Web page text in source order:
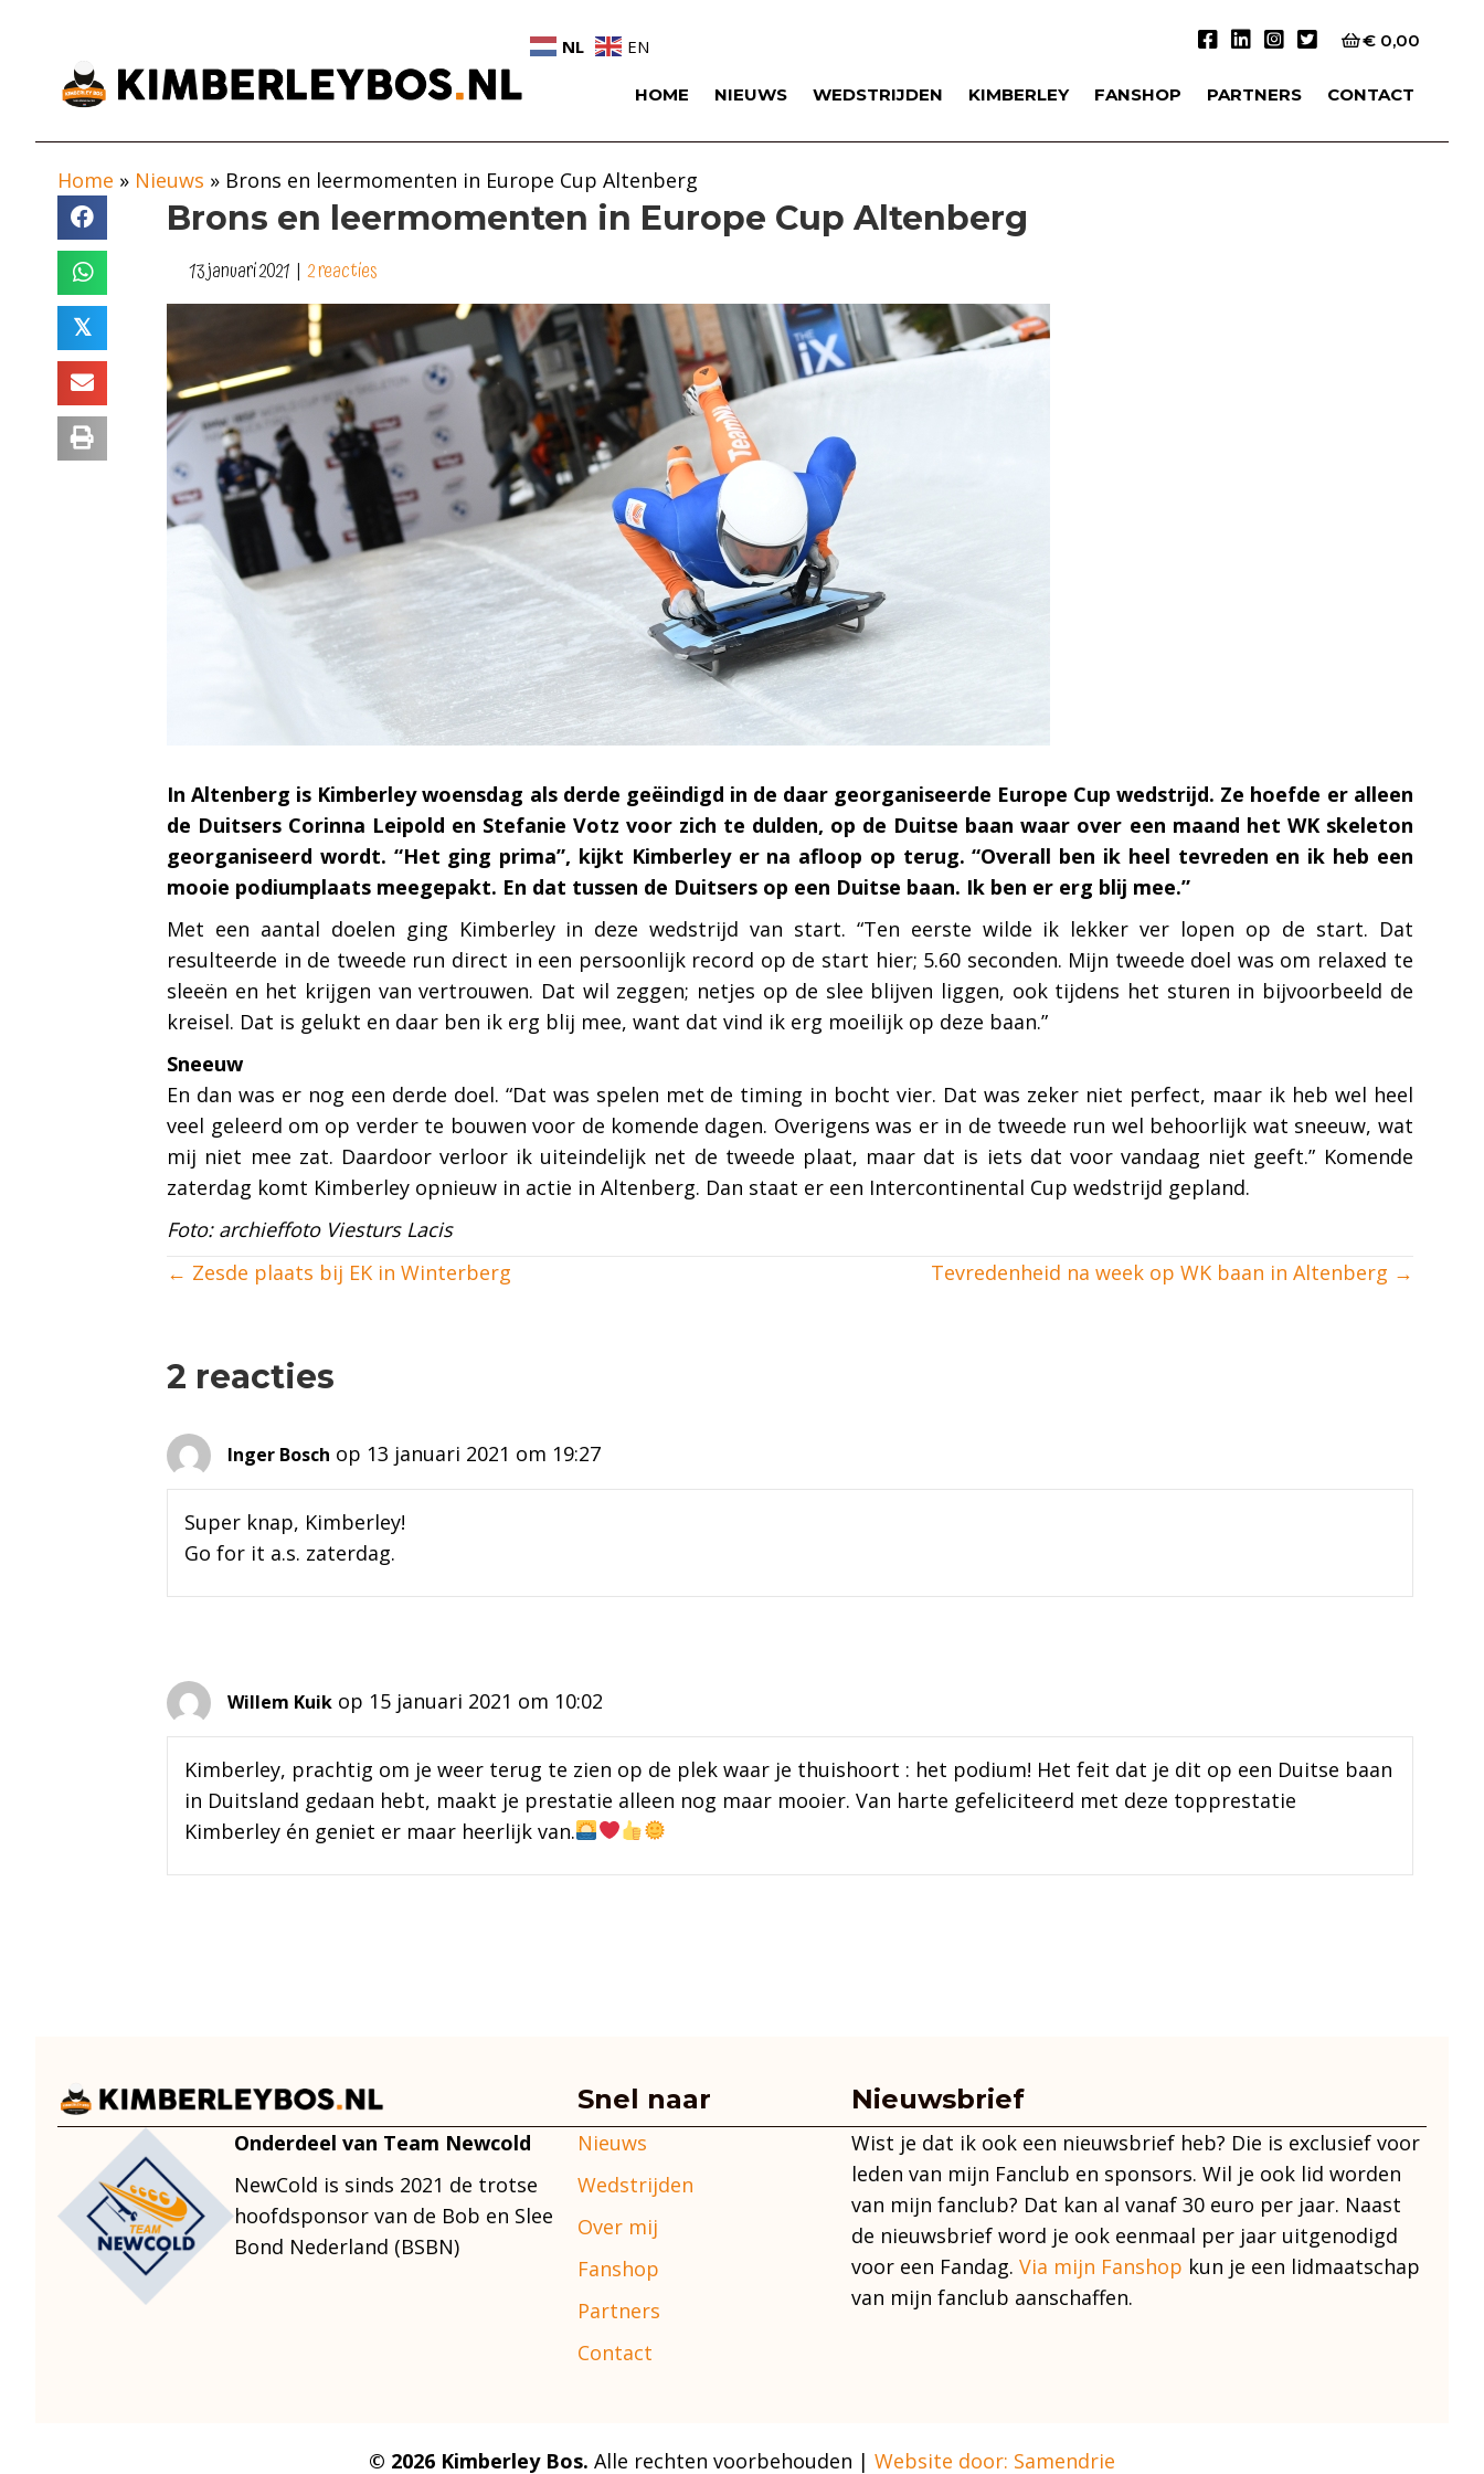
NL EN € 0,00
HOME NIEUWS WEDSTRIJDEN KIMBERLEY FANSHOP PARTNERS CONTACT
Home » Nieuws » Brons en leermomenten in Europe Cup Altenberg
𝕏
Brons en leermomenten in Europe Cup Altenberg
13 januari 2021 | 2 reacties
In Altenberg is Kimberley woensdag als derde geëindigd in de daar georganiseerde Europe Cup wedstrijd. Ze hoefde er alleen
de Duitsers Corinna Leipold en Stefanie Votz voor zich te dulden, op de Duitse baan waar over een maand het WK skeleton
georganiseerd wordt. “Het ging prima”, kijkt Kimberley er na afloop op terug. “Overall ben ik heel tevreden en ik heb een
mooie podiumplaats meegepakt. En dat tussen de Duitsers op een Duitse baan. Ik ben er erg blij mee.”
Met een aantal doelen ging Kimberley in deze wedstrijd van start. “Ten eerste wilde ik lekker ver lopen op de start. Dat
resulteerde in de tweede run direct in een persoonlijk record op de start hier; 5.60 seconden. Mijn tweede doel was om relaxed te
sleeën en het krijgen van vertrouwen. Dat wil zeggen; netjes op de slee blijven liggen, ook tijdens het sturen in bijvoorbeeld de
kreisel. Dat is gelukt en daar ben ik erg blij mee, want dat vind ik erg moeilijk op deze baan.”
Sneeuw
En dan was er nog een derde doel. “Dat was spelen met de timing in bocht vier. Dat was zeker niet perfect, maar ik heb wel heel
veel geleerd om op verder te bouwen voor de komende dagen. Overigens was er in de tweede run wel behoorlijk wat sneeuw, wat
mij niet mee zat. Daardoor verloor ik uiteindelijk net de tweede plaat, maar dat is iets dat voor vandaag niet geeft.” Komende
zaterdag komt Kimberley opnieuw in actie in Altenberg. Dan staat er een Intercontinental Cup wedstrijd gepland.
Foto: archieffoto Viesturs Lacis
Posts
← Zesde plaats bij EK in Winterberg Tevredenheid na week op WK baan in Altenberg →
2 reacties
Inger Bosch op 13 januari 2021 om 19:27
Super knap, Kimberley!
Go for it a.s. zaterdag.
Willem Kuik op 15 januari 2021 om 10:02
Kimberley, prachtig om je weer terug te zien op de plek waar je thuishoort : het podium! Het feit dat je dit op een Duitse baan
in Duitsland gedaan hebt, maakt je prestatie alleen nog maar mooier. Van harte gefeliciteerd met deze topprestatie
Kimberley én geniet er maar heerlijk van.
Onderdeel van Team Newcold
NewCold is sinds 2021 de trotse
hoofdsponsor van de Bob en Slee
Bond Nederland (BSBN)
Snel naar
Nieuws
Wedstrijden
Over mij
Fanshop
Partners
Contact
Nieuwsbrief
Wist je dat ik ook een nieuwsbrief heb? Die is exclusief voor
leden van mijn Fanclub en sponsors. Wil je ook lid worden
van mijn fanclub? Dat kan al vanaf 30 euro per jaar. Naast
de nieuwsbrief word je ook eenmaal per jaar uitgenodigd
voor een Fandag.Via mijn Fanshop kun je een lidmaatschap
van mijn fanclub aanschaffen.
© 2026 Kimberley Bos. Alle rechten voorbehouden | Website door: Samendrie